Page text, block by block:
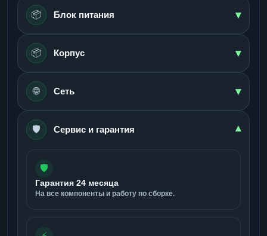
📦 Блок питания ▾
📦 Корпус ▾
🌐 Сеть ▾
🛡️ Сервис и гарантия ▾
🛡️
Гарантия 24 месяца
На все компоненты и работу по сборке.